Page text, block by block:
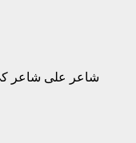
شاعر علی شاعر کی